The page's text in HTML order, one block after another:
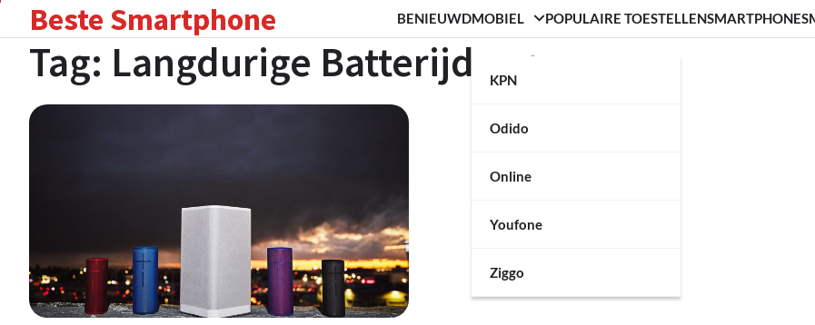
content
Beste Smartphone BENIEUWDMOBIEL
KPN
Odido
Online
Youfone
Ziggo
POPULAIRE TOESTELLENSMARTPHONE
Tag: Langdurige Batterijduur